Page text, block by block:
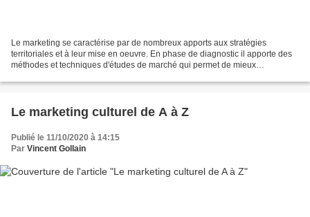
Le marketing se caractérise par de nombreux apports aux stratégies
territoriales et à leur mise en oeuvre. En phase de diagnostic il apporte des
méthodes et techniques d'études de marché qui permet de mieux
Le marketing culturel de A à Z
Publié le 11/10/2020 à 14:15
Par Vincent Gollain